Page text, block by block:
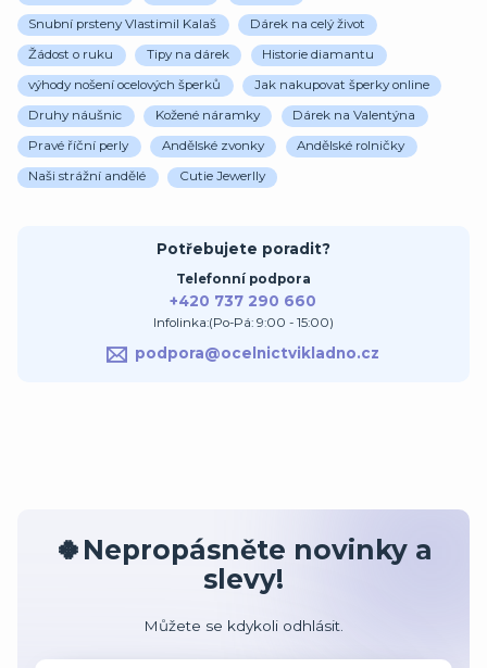
Snubní prsteny Vlastimil Kalaš Dárek na celý život
Žádost o ruku Tipy na dárek Historie diamantu
výhody nošení ocelových šperků Jak nakupovat šperky online
Druhy náušnic Kožené náramky Dárek na Valentýna
Pravé říční perly Andělské zvonky Andělské rolničky
Naši strážní andělé Cutie Jewerlly
Potřebujete poradit?
Telefonní podpora
+420 737 290 660
Infolinka:(Po-Pá: 9:00 - 15:00)
podpora@ocelnictvikladno.cz
🍀Nepropásněte novinky a
slevy!
Můžete se kdykoli odhlásit.